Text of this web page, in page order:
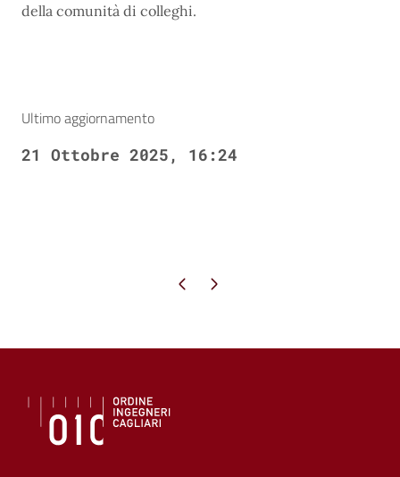
della comunità di colleghi.
Ultimo aggiornamento
21 Ottobre 2025, 16:24
Pagina precedente
Pagina successiva